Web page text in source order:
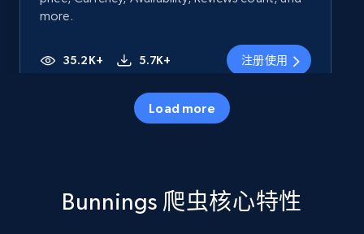
more.
35.2K+ 5.7K+ 注册使用
price, Currency, Availability, Reviews count, and
Load more
Bunnings 爬虫核心特性